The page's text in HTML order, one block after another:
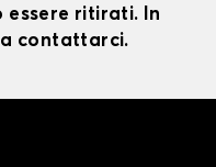
essere ritirati. In
contattarci.